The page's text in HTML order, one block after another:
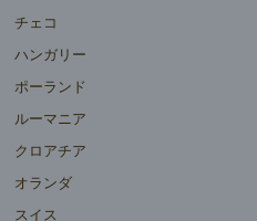
チェコ
ハンガリー
ポーランド
ルーマニア
クロアチア
オランダ
スイス